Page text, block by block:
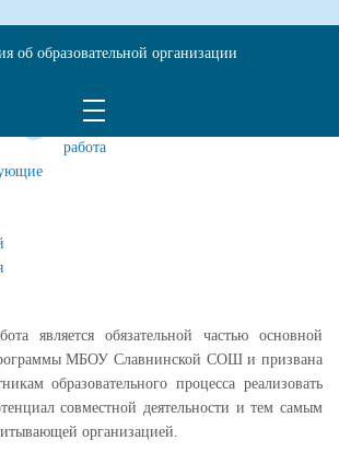
талантов у
Профилактическая
работа
является обязательной частью основной
МБОУ Славнинской СОШ и призвана
образовательного процесса реализовать
совместной деятельности и тем самым
организацией.
об образовательной организации